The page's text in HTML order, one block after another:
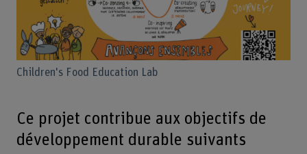
Children's Food Education Lab
Ce projet contribue aux objectifs de
développement durable suivants